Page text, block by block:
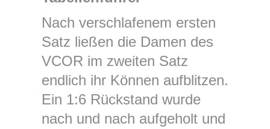
Nach verschlafenem ersten
Satz ließen die Damen des
VCOR im zweiten Satz
endlich ihr Können aufblitzen.
Ein 1:6 Rückstand wurde
nach und nach aufgeholt und